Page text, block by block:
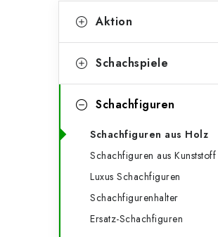
e
t
e
n
überspringen
a
e
o
Aktion
Schachspiele
Schachfiguren
Schachfiguren aus Holz
Schachfiguren aus Kunststoff
Luxus Schachfiguren
Schachfigurenhalter
Ersatz-Schachfiguren